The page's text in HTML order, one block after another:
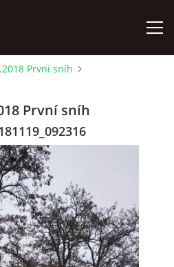
První sníh
První sníh